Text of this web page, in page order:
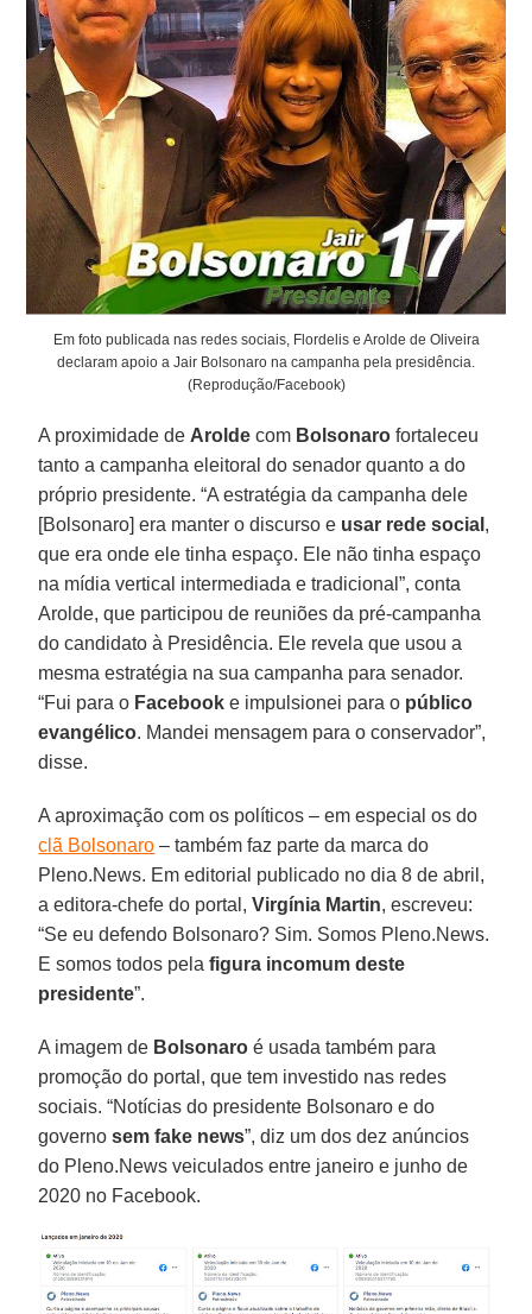
Em foto publicada nas redes sociais, Flordelis e Arolde de Oliveira
declaram apoio a Jair Bolsonaro na campanha pela presidência.
(Reprodução/Facebook)
A proximidade de Arolde com Bolsonaro fortaleceu
tanto a campanha eleitoral do senador quanto a do
próprio presidente. “A estratégia da campanha dele
[Bolsonaro] era manter o discurso e usar rede social ,
que era onde ele tinha espaço. Ele não tinha espaço
na mídia vertical intermediada e tradicional”, conta
Arolde, que participou de reuniões da pré-campanha
do candidato à Presidência. Ele revela que usou a
mesma estratégia na sua campanha para senador.
“Fui para o Facebook e impulsionei para o público
evangélico. Mandei mensagem para o conservador”,
disse.
A aproximação com os políticos – em especial os do
clã Bolsonaro – também faz parte da marca do
Pleno.News. Em editorial publicado no dia 8 de abril,
a editora-chefe do portal,Virgínia Martin, escreveu:
“Se eu defendo Bolsonaro? Sim. Somos Pleno.News.
E somos todos pelafigura incomum deste
presidente”.
A imagem de Bolsonaro é usada também para
promoção do portal, que tem investido nas redes
sociais. “Notícias do presidente Bolsonaro e do
governosem fake news”, diz um dos dez anúncios
do Pleno.News veiculados entre janeiro e junho de
2020 no Facebook.